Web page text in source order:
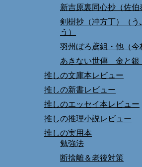
新吉原裏同心抄（佐伯
剣樹抄（冲方丁）（う
う）
羽州ぼろ鳶組・他（今
あきない世傳 金と銀
推しの文庫本レビュー
推しの新書レビュー
推しのエッセイ本レビュー
推しの推理小説レビュー
推しの実用本
勉強法
断捨離＆老後対策